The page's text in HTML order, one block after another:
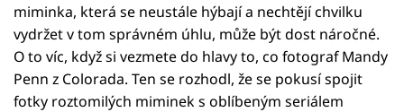
miminka, která se neustále hýbají a nechtějí chvilku
vydržet v tom správném úhlu, může být dost náročné.
O to víc, když si vezmete do hlavy to, co fotograf Mandy
Penn z Colorada. Ten se rozhodl, že se pokusí spojit
fotky roztomilých miminek s oblíbeným seriálem